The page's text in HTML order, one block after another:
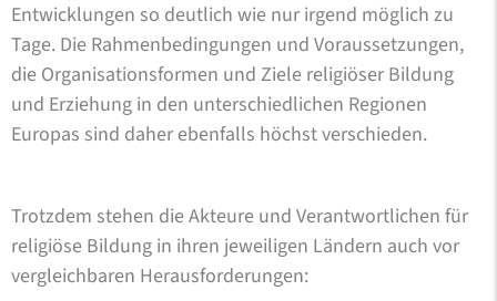
Entwicklungen so deutlich wie nur irgend möglich zu
Tage. Die Rahmenbedingungen und Voraussetzungen,
die Organisationsformen und Ziele religiöser Bildung
und Erziehung in den unterschiedlichen Regionen
Europas sind daher ebenfalls höchst verschieden.
Trotzdem stehen die Akteure und Verantwortlichen für
religiöse Bildung in ihren jeweiligen Ländern auch vor
vergleichbaren Herausforderungen: